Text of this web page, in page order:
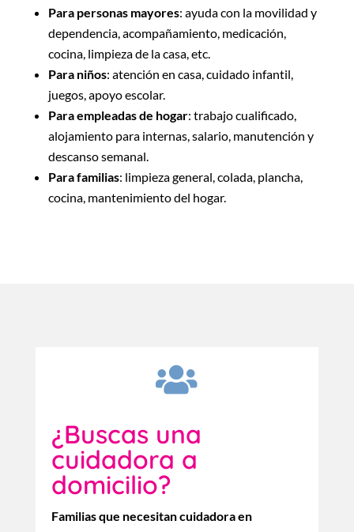
Para personas mayores: ayuda con la movilidad y
dependencia, acompañamiento, medicación,
cocina, limpieza de la casa, etc.
Para niños: atención en casa, cuidado infantil,
juegos, apoyo escolar.
Para empleadas de hogar: trabajo cualificado,
alojamiento para internas, salario, manutención y
descanso semanal.
Para familias: limpieza general, colada, plancha,
cocina, mantenimiento del hogar.

¿Buscas una
cuidadora a
domicilio?
Familias que necesitan cuidadora en